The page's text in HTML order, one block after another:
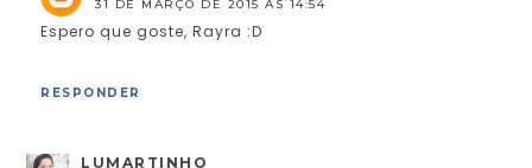
31 DE MARÇO DE 2015 ÀS 14:54
Espero que goste, Rayra :D
RESPONDER
LUMARTINHO